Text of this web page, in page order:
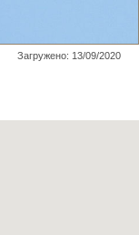
Загружено: 13/09/2020